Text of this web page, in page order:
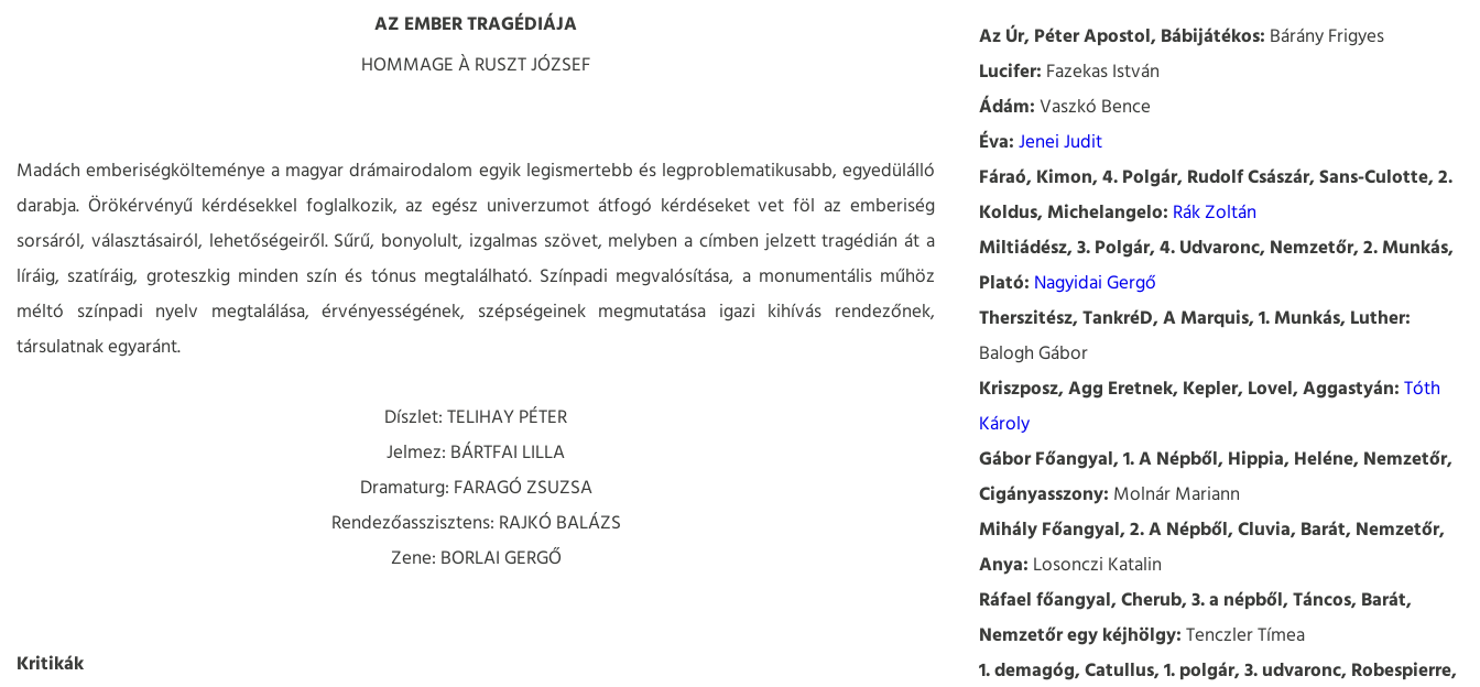
AZ EMBER TRAGÉDIÁJA
HOMMAGE À RUSZT JÓZSEF
Madách emberiségkölteménye a magyar drámairodalom egyik legismertebb és legproblematikusabb, egyedülálló
darabja. Örökérvényű kérdésekkel foglalkozik, az egész univerzumot átfogó kérdéseket vet föl az emberiség
sorsáról, választásairól, lehetőségeiről. Sűrű, bonyolult, izgalmas szövet, melyben a címben jelzett tragédián át a
líráig, szatíráig, groteszkig minden szín és tónus megtalálható. Színpadi megvalósítása, a monumentális műhöz
méltó színpadi nyelv megtalálása, érvényességének, szépségeinek megmutatása igazi kihívás rendezőnek,
társulatnak egyaránt.
Díszlet: TELIHAY PÉTER
Jelmez: BÁRTFAI LILLA
Dramaturg: FARAGÓ ZSUZSA
Rendezőasszisztens: RAJKÓ BALÁZS
Zene: BORLAI GERGŐ
Kritikák
Az Úr, Péter Apostol, Bábijátékos: Bárány Frigyes
Lucifer: Fazekas István
Ádám:Vaszkó Bence
Éva:Jenei Judit
Fáraó, Kimon, 4. Polgár, Rudolf Császár, Sans-Culotte, 2.
Koldus, Michelangelo: Rák Zoltán
Miltiádész, 3. Polgár, 4. Udvaronc, Nemzetőr, 2. Munkás,
Plató: Nagyidai Gergő
Therszitész, TankréD, A Marquis, 1. Munkás, Luther:
Balogh Gábor
Kriszposz, Agg Eretnek, Kepler, Lovel, Aggastyán:Tóth
Károly
Gábor Főangyal, 1. A Népből, Hippia, Heléne, Nemzetőr,
Cigányasszony: Molnár Mariann
Mihály Főangyal, 2. A Népből, Cluvia, Barát, Nemzetőr,
Anya: Losonczi Katalin
Ráfael főangyal, Cherub, 3. a népből, Táncos, Barát,
Nemzetőr egy kéjhölgy:Tenczler Tímea
1. demagóg, Catullus, 1. polgár, 3. udvaronc, Robespierre,